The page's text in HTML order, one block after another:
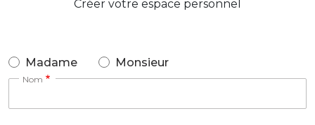
Créer votre espace personnel
Madame Monsieur
Nom